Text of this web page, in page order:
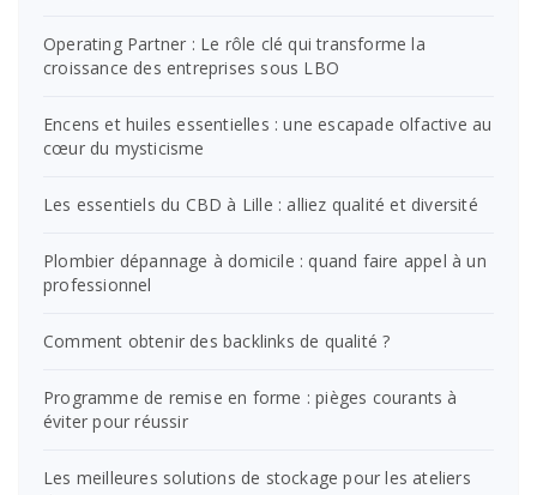
Operating Partner : Le rôle clé qui transforme la
croissance des entreprises sous LBO
Encens et huiles essentielles : une escapade olfactive au
cœur du mysticisme
Les essentiels du CBD à Lille : alliez qualité et diversité
Plombier dépannage à domicile : quand faire appel à un
professionnel
Comment obtenir des backlinks de qualité ?
Programme de remise en forme : pièges courants à
éviter pour réussir
Les meilleures solutions de stockage pour les ateliers